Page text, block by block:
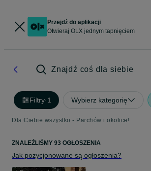
Przejdź do aplikacji
Otwieraj OLX jednym tapnięciem
Znajdź coś dla siebie
Filtry·1 Wybierz kategorię
Dla Ciebie wszystko - Parchów i okolice!
ZNALEŹLIŚMY 93 OGŁOSZENIA
Jak pozycjonowane są ogłoszenia?